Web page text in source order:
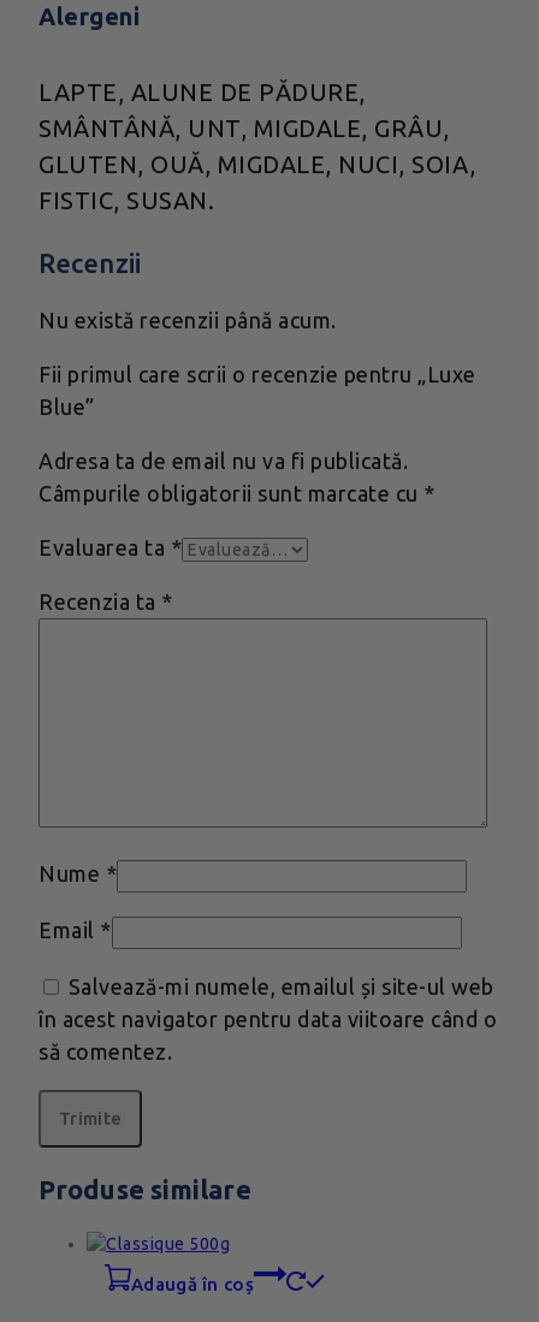
Alergeni
LAPTE, ALUNE DE PĂDURE,
SMÂNTÂNĂ, UNT, MIGDALE, GRÂU,
GLUTEN, OUĂ, MIGDALE, NUCI, SOIA,
FISTIC, SUSAN.
Recenzii
Nu există recenzii până acum.
Fii primul care scrii o recenzie pentru „Luxe
Blue”
Adresa ta de email nu va fi publicată.
Câmpurile obligatorii sunt marcate cu *
Evaluarea ta *
Recenzia ta *
Nume *
Email *
Salvează-mi numele, emailul și site-ul web
în acest navigator pentru data viitoare când o
să comentez.
Produse similare
adaugă în coș